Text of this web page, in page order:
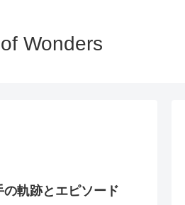
Wonders
軌跡とエピソード